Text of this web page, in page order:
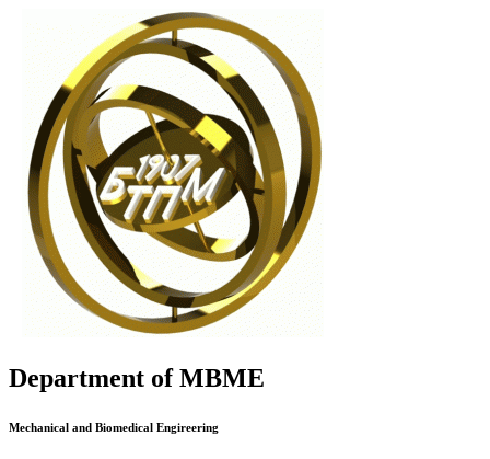
Department of MBME
Mechanical and Biomedical Engireering